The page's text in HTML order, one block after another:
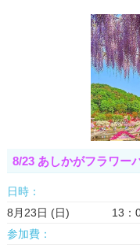
8/23 あしかがフラワー
日時：
8月23日 (日) 13：00
参加費：